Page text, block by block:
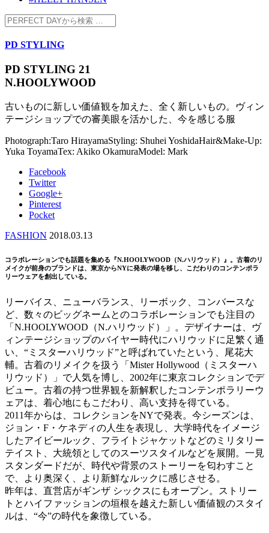
PD STYLING
PD STYLING 21
N.HOOLYWOOD
古いものに新しい価値観を加えた、全く新しいもの。ヴィン
テージショップでの審美眼を活かした、今を感じる服
Photograph:Taro HirayamaStyling: Shuhei YoshidaHair&Make-Up:
Yuka ToyamaTex: Akiko OkamuraModel: Mark
Facebook
Twitter
Google+
Pinterest
Pocket
FASHION 2018.03.13
コラボレーションでも話題を集める『N.HOOLYWOOD（N.ハリウッド）』。古着のリ
メイクが前身のブランドは、東京からNYに発表の場を移し、こだわりのコンテンポラ
リーウェアを創出している。
リーバイス、ニューバランス、リーボック、コンバースな
ど、数々のビッグネームとのコラボレーションでも注目の
「N.HOOLYWOOD（N.ハリウッド）」。デザイナーは、ヴ
ィンテージショップのバイヤー時代にハリウッドに足繁く通
い、“ミスターハリウッド”と呼ばれていたという、尾花大
輔。古着のリメイクを扱う「Mister Hollywood（ミスターハ
リウッド）」で人気を博し、2002年に東京コレクションでデ
ビュー。古着の持つ世界観を新解釈したコンテンポラリーウ
ェアは、着心地にもこだわり、高い支持を得ている。
2011年からは、コレクションをNYで発表。今シーズンは、
ジョン・F・ケネディの人生を表現し、大学時代をイメージ
したアイビールック、フライトジャケットなどのミリタリー
テイスト、大統領としてのスーツスタイルなどを展開。一見
スタンダードだが、時代や背景のストーリーを匂わすこと
で、より奥深く、より新鮮なルックに感じさせる。
昨年は、直営店がギンザ シックスにもオープン。ストリー
トとハイファッションの垣根を越えた新しい価値観のスタイ
ルは、“今”の時代を象徴している。